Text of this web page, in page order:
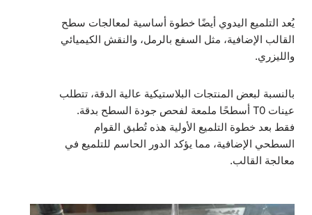
يُعد التلميع اليدوي أيضًا خطوة أساسية لمعالجات سطح
القالب الإضافية، مثل السفع بالرمل، والنقش الكيميائي
والليزري.
بالنسبة لبعض المنتجات البلاستيكية عالية الدقة، تتطلب
عينات T0 أسطحًا ملمعة لفحص جودة السطح بدقة.
فقط بعد خطوة التلميع الأولية هذه تُطبق القوام
السطحي الإضافية، مما يؤكد الدور الحاسم للتلميع في
معالجة القالب.